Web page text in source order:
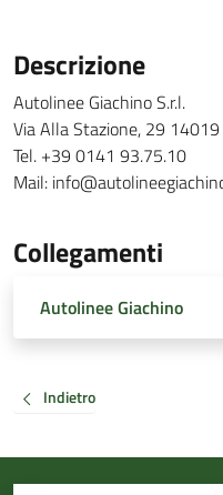
Descrizione
Autolinee Giachino S.r.l.
Via Alla Stazione, 29
Tel. +39 0141 93.75.10
Mail:
Collegamenti
Autolinee Giachino
Indietro